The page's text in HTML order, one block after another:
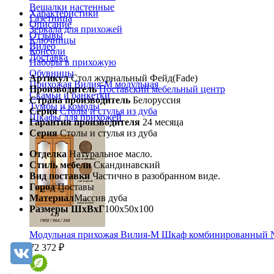
Вешалки настенные
Газетница
Зеркала для прихожей
Ключницы
Консоли
Наборы в прихожую
Обувницы
Прихожая Вилия-М модульная
Скамьи и банкетки
Тумбы и комоды
Шкафы для прихожей
Модульная прихожая Вилия-М Шкаф комбинированный
72 372 ₽
Характеристики
Описание
Отзывы
Видео
Доставка
Артикул Стол журнальный Фейд(Fade)
Производитель Поставский мебельный центр
Страна производитель Белоруссия
Серия Столы и стулья из дуба
Гарантия производителя 24 месяца
Серия Столы и стулья из дуба
Отделка Натуральное масло.
Стиль мебели Скандинавский
Вид поставки Частично в разобранном виде.
Город Поставы
МатериалМассив дуба
Размеры ШхВхГ100х50х100